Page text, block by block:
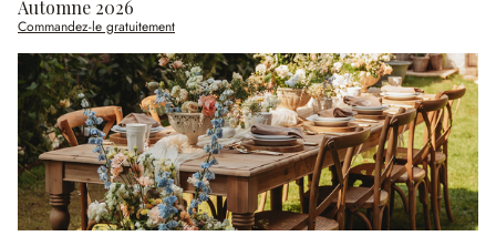
Automne 2026
Commandez-le gratuitement